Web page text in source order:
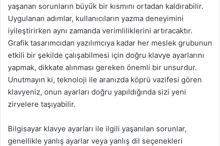
yaşanan sorunların büyük bir kısmını ortadan kaldırabilir.
Uygulanan adımlar, kullanıcıların yazma deneyimini
iyileştirirken aynı zamanda verimliliklerini artıracaktır.
Grafik tasarımcıdan yazılımcıya kadar her meslek grubunun
etkili bir şekilde çalışabilmesi için doğru klavye ayarlarını
yapmak, dikkate alınması gereken önemli bir unsurdur.
Unutmayın ki, teknoloji ile aranızda köprü vazifesi gören
klavyeniz, onun ayarları doğru yapıldığında sizi yeni
zirvelere taşıyabilir.
Bilgisayar klavye ayarları ile ilgili yaşanılan sorunlar,
genellikle yanlış ayarlar veya yanlış dil seçenekleri